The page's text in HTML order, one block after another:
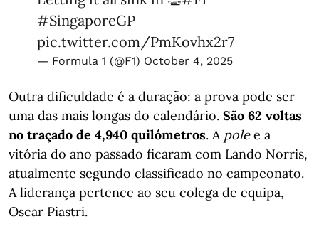
#SingaporeGP
pic.twitter.com/PmKovhx2r7
— Formula 1 (@F1) October 4, 2025
Outra dificuldade é a duração: a prova pode ser
uma das mais longas do calendário. São 62 voltas
no traçado de 4,940 quilómetros. A polee a
vitória do ano passado ficaram com Lando Norris,
atualmente segundo classificado no campeonato.
A liderança pertence ao seu colega de equipa,
Oscar Piastri.